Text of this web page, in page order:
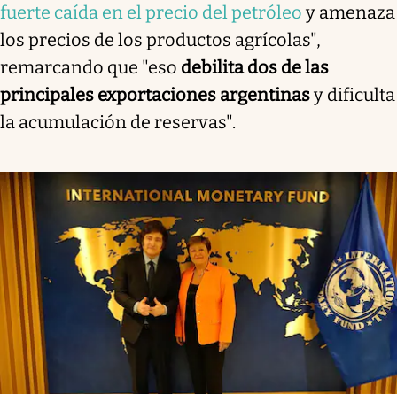
fuerte caída en el precio del petróleo y amenaza
los precios de los productos agrícolas",
remarcando que "eso debilita dos de las
principales exportaciones argentinasy dificulta
la acumulación de reservas".